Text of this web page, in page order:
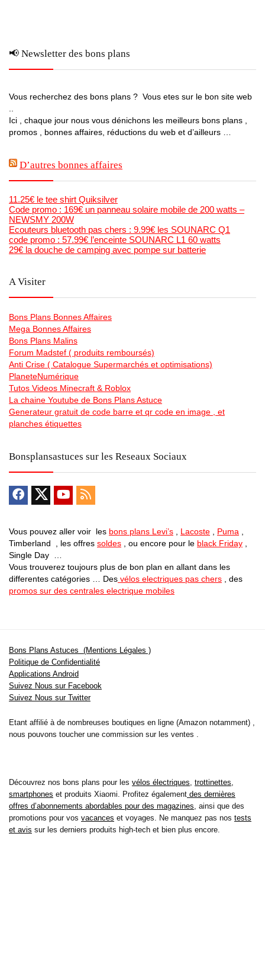
📢 Newsletter des bons plans
Vous recherchez des bons plans ? Vous etes sur le bon site web
..
Ici , chaque jour nous vous dénichons les meilleurs bons plans ,
promos , bonnes affaires, réductions du web et d’ailleurs …
D’autres bonnes affaires
11.25€ le tee shirt Quiksilver
Code promo : 169€ un panneau solaire mobile de 200 watts –
NEWSMY 200W
Ecouteurs bluetooth pas chers : 9.99€ les SOUNARC Q1
code promo : 57.99€ l’enceinte SOUNARC L1 60 watts
29€ la douche de camping avec pompe sur batterie
A Visiter
Bons Plans Bonnes Affaires
Mega Bonnes Affaires
Bons Plans Malins
Forum Madstef ( produits remboursés)
Anti Crise ( Catalogue Supermarchés et optimisations)
PlaneteNumérique
Tutos Videos Minecraft & Roblox
La chaine Youtube de Bons Plans Astuce
Generateur gratuit de code barre et qr code en image , et
planches étiquettes
Bonsplansastuces sur les Reseaux Sociaux
Vous pouvez aller voir les bons plans Levi’s , Lacoste , Puma ,
Timberland , les offres soldes , ou encore pour le black Friday ,
Single Day …
Vous trouverez toujours plus de bon plan en allant dans les
differentes catégories … Des vélos electriques pas chers , des
promos sur des centrales electrique mobiles
Bons Plans Astuces (Mentions Légales )
Politique de Confidentialité
Applications Android
Suivez Nous sur Facebook
Suivez Nous sur Twitter
Etant affilié à de nombreuses boutiques en ligne (Amazon notamment) ,
nous pouvons toucher une commission sur les ventes .
Découvrez nos bons plans pour les vélos électriques, trottinettes,
smartphones et produits Xiaomi. Profitez également des dernières
offres d’abonnements abordables pour des magazines, ainsi que des
promotions pour vos vacances et voyages. Ne manquez pas nos tests
et avis sur les derniers produits high-tech et bien plus encore.